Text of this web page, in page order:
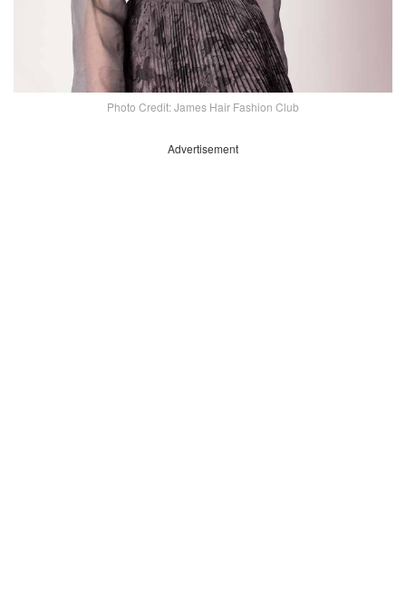
Photo Credit: James Hair Fashion Club
Advertisement